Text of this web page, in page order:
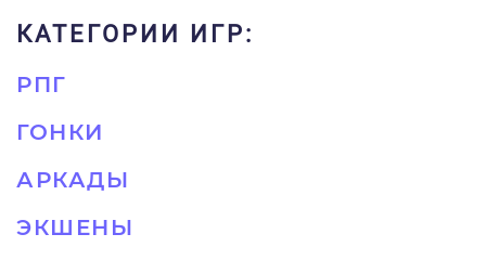
КАТЕГОРИИ ИГР:
РПГ
ГОНКИ
АРКАДЫ
ЭКШЕНЫ